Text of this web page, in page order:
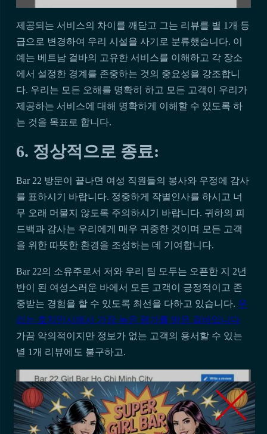
제공되는 서비스의 차이를 깨닫고 그는 리뷰를 별 1개 등
급으로 변경하여 우리 시설을 사기로 분류했습니다. 이
예는 베트남 걸바의 고유한 서비스를 이해하고 각 장소
에서 설정한 경계를 존중하는 것의 중요성을 강조합니
다. 우리는 모든 오해를 명확히 하고 모든 고객이 우리가
제공하는 서비스에 대해 명확하게 이해할 수 있도록 하
는 것을 목표로 합니다.
6. 정상적으로 종료:
Bar 22 방문이 끝나면 여성 직원들의 봉사와 우정에 감사
를 표하시기 바랍니다. 정중하게 작별인사를 하시고 너
무 오래 머물지 않도록 주의하시기 바랍니다. 귀하의 피
드백과 감사는 우리에게 매우 귀중한 것이며 모든 고객
을 위한 따뜻한 환경을 조성하는 데 기여합니다.
Bar 22의 소유주로서 저와 우리 팀 모두는 오픈한 지 2년
반이 된 여성스러운 바에서 모든 고객이 긍정적이고 존
중받는 경험을 할 수 있도록 최선을 다하고 있습니다. 우
리는 호치민시에서 가장 높은 평가를 받은 걸바입니다
가끔 악의적이지만 정보가 없는 고객의 용서할 수 있는
별 1개 리뷰에도 불구하고.